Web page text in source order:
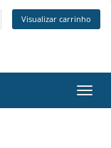
Visualizar carrinho